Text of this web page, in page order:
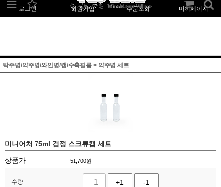
로그인 회원가입 주문조회 마이페이지
탁주병/약주병/와인병/캡/수축필름 > 약주병 세트
미니어처 75ml 검정 스크류캡 세트
상품가 51,700원
수량 +1 -1